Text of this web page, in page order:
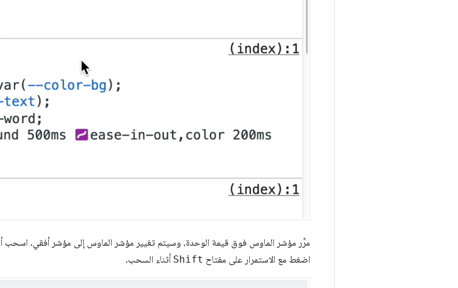
اضغط مع الاستمرار على مفتاح Shift أثناء السحب.